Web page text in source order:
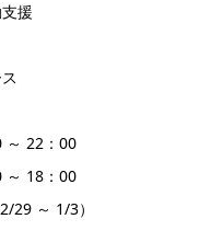
援
22：00
18：00
～ 1/3）